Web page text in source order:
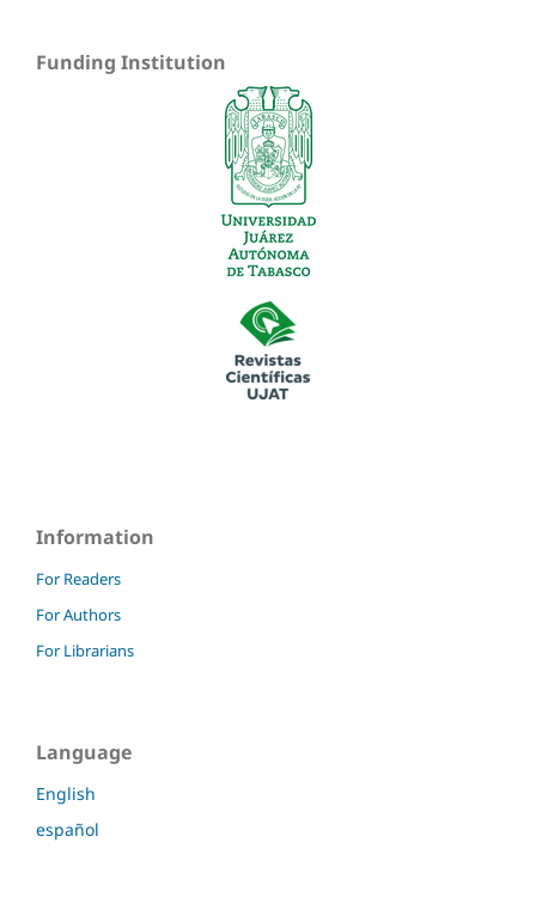
Funding Institution
Information
For Readers
For Authors
For Librarians
Language
English
español